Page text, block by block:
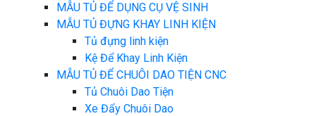
MẪU TỦ ĐỂ DỤNG CỤ VỆ SINH
MẪU TỦ ĐỰNG KHAY LINH KIỆN
Tủ đựng linh kiện
Kệ Để Khay Linh Kiện
MẪU TỦ ĐỂ CHUÔI DAO TIỆN CNC
Tủ Chuôi Dao Tiện
Xe Đẩy Chuôi Dao